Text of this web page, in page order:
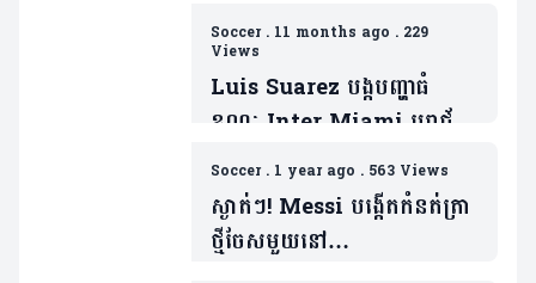
Soccer. 11 months ago . 229
Views
Luis Suarez បង្កបញ្ហាធំ
ខណៈ Inter Miami បរាជ័យ
ក្រោមថ្វីជើង Seattle
Sounders ព្រឹត្តការណ៍
Leagues Cup
ផ្តាច់ព្រ័ត្រ(មាន១វីដេអូ)
Soccer. 1 year ago . 563 Views
ស្ងាត់ៗ! Messi បង្កើតកំនត់ត្រា
ថ្មីចែសមួយនៅ